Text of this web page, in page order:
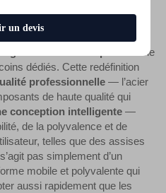
espaces collaboratifs
fluidité et leur polyvalence. Il
en le
dédiés. Cette redéfinition
professionnelle — l’acier
de haute qualité qui
conception intelligente —
de la polyvalence et de
telles que des assises
pas simplement d’un
mobile et polyvalente qui
aussi rapidement que les
un devis